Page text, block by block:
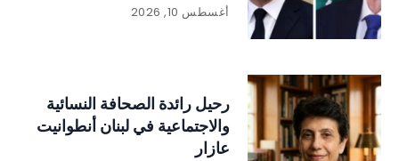
أغسطس 10, 2026
رحيل رائدة الصحافة النسائية
والاجتماعية في لبنان أنطوانيت
عازار